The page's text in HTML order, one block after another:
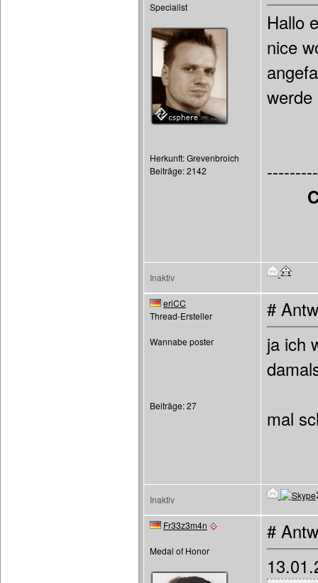
Specialist
Herkunft: Grevenbroich
Beiträge: 2142
Hallo
nice
werde
Inaktiv
eriCC
Thread-Ersteller
Wannabe poster
Beiträge: 27
#
ja ich
mal
Inaktiv
Fr33z3m4n
Medal of Honor
#